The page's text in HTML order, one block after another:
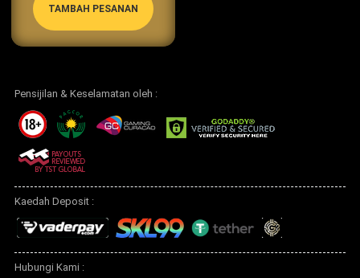
TAMBAH PESANAN
Pensijilan & Keselamatan oleh :
Kaedah Deposit :
Hubungi Kami :